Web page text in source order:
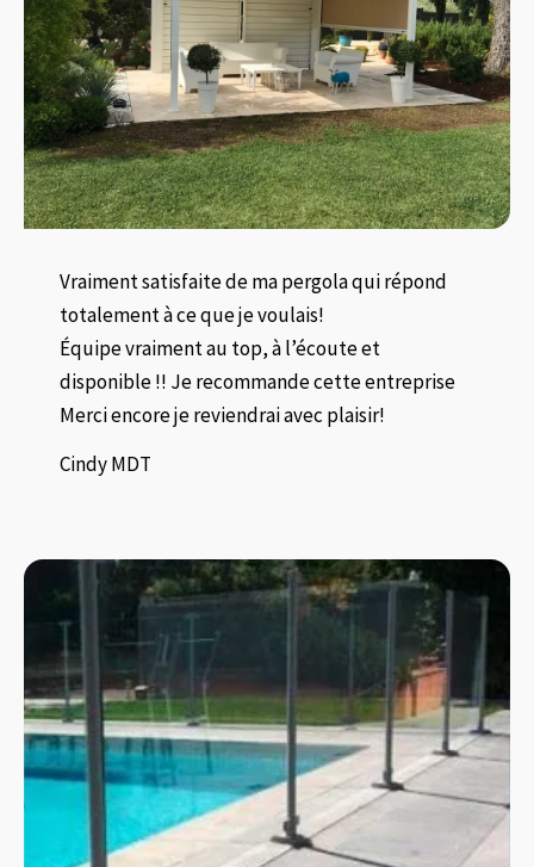
Vraiment satisfaite de ma pergola qui répond
totalement à ce que je voulais!
Équipe vraiment au top, à l’écoute et
disponible !! Je recommande cette entreprise
Merci encore je reviendrai avec plaisir!
Cindy MDT